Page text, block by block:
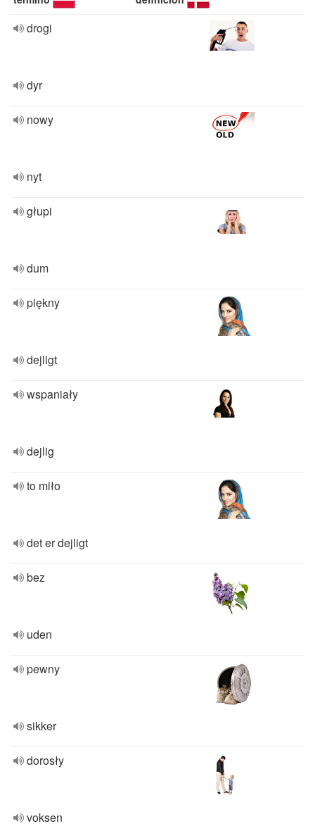
drogi
dyr
nowy
nyt
głupi
dum
piękny
dejligt
wspaniały
dejlig
to miło
det er dejligt
bez
uden
pewny
sikker
dorosły
voksen